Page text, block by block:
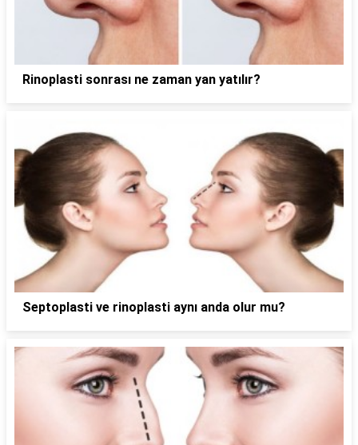
Rinoplasti sonrası ne zaman yan yatılır?
Septoplasti ve rinoplasti aynı anda olur mu?